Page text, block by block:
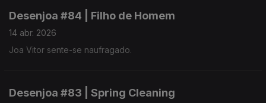
Desenjoa #84 | Filho de Homem
14 abr. 2026
Joa Vitor sente-se naufragado.
Desenjoa #83 | Spring Cleaning